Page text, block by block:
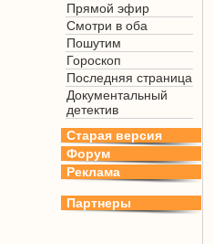
Прямой эфир
Смотри в оба
Пошутим
Гороскоп
Последняя страница
Документальный
детектив
Старая версия
Форум
Реклама
Партнеры